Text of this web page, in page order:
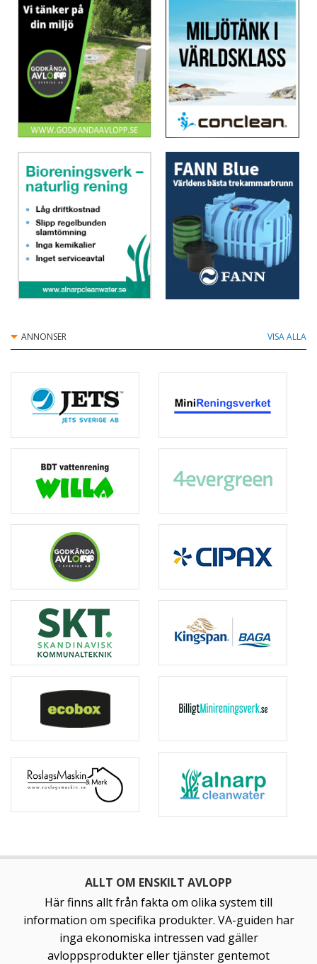
Extremt snålspolande toaletter
Torrtoaletter
Urinsorterande vattentoaletter
Vattenbesparande teknik
Återvinning av regnvatten
Övrigt
Pumpstationer och brunnar
Tillbehör
effluxiQ AB
Eloy – Svensk Avloppsrening
FANN VA-teknik AB
Godkända Avlopp i Sverige AB
Jets Sverige AB
Kingspan BAGA AB
Klaro Reningsverk Sverige AB
Konva-Center AB OY
Meltex AB
Pipelife Sverige AB
Raita BioBox
Scandia Pumps AB
Skandinavisk Ecotech AB
Skandinavisk Kommunalteknik AB
Sollicito AB
Topas Vatten AB
Tranås Cementvarufabrik AB
Uponor Infra AB
Wostman Ecology AB
ANNONSER VISA ALLA
ALLT OM ENSKILT AVLOPP
Här finns allt från fakta om olika system till
information om specifika produkter. VA-guiden har
inga ekonomiska intressen vad gäller
avloppsprodukter eller tjänster gentemot